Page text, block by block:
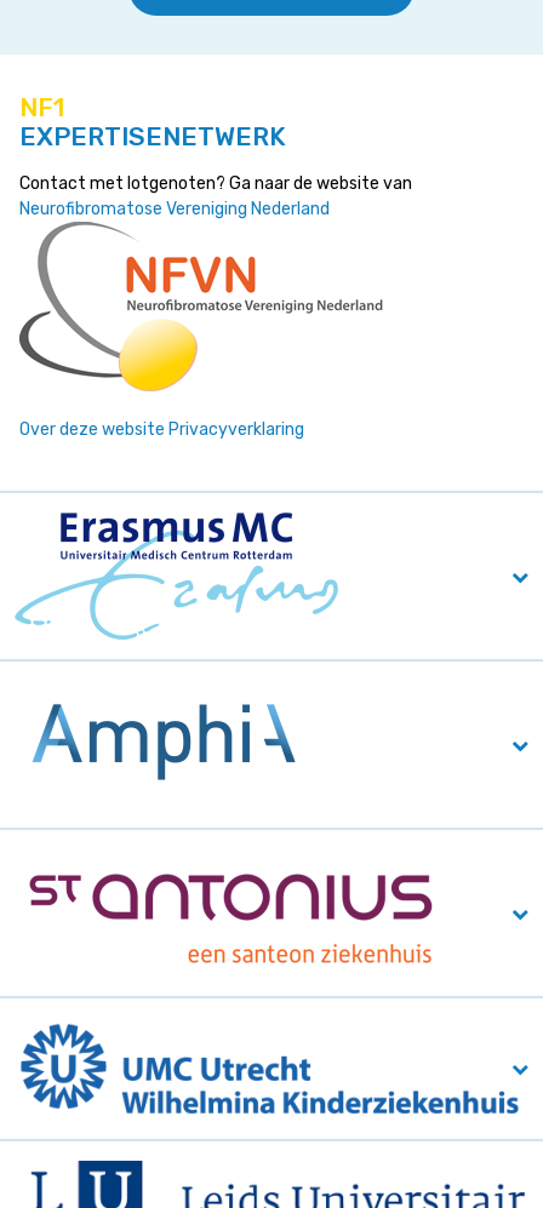
NF1
EXPERTISENETWERK
Contact met lotgenoten? Ga naar de website van
Neurofibromatose Vereniging Nederland
Over deze website Privacyverklaring